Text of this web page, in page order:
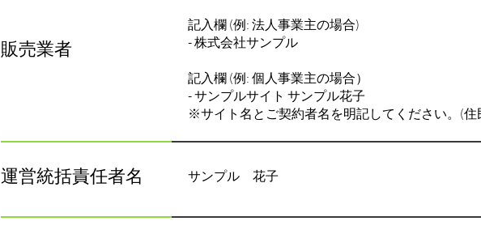
販売業者
運営統括責任者名
記入欄 (例: 法人事業主の場合)
- 株式会社サンプル
記入欄 (例: 個人事業主の場合）
- サンプルサイト サンプル花子
※サイト名とご契約者名を明記してください。(住
サンプル 花子